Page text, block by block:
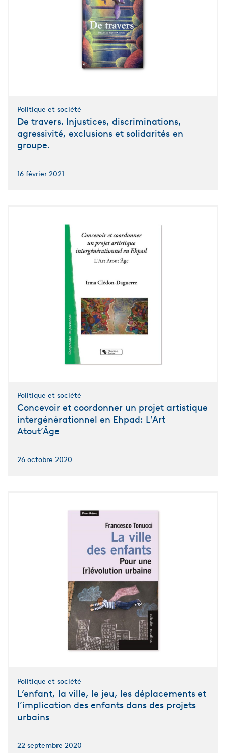
Politique et société
De travers. Injustices, discriminations,
agressivité, exclusions et solidarités en
groupe.
16 février 2021
Politique et société
Concevoir et coordonner un projet artistique
intergénérationnel en Ehpad: L’Art
Atout’Âge
26 octobre 2020
Politique et société
L’enfant, la ville, le jeu, les déplacements et
l’implication des enfants dans des projets
urbains
22 septembre 2020